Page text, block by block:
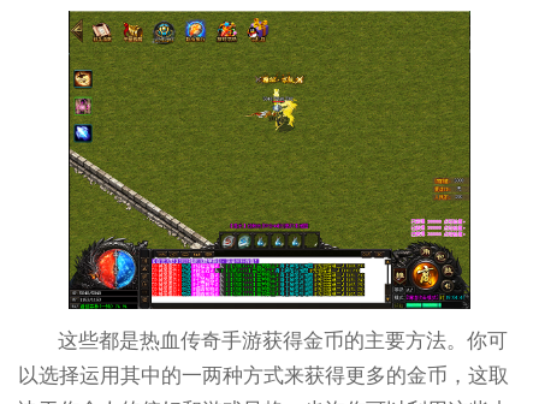
这些都是热血传奇手游获得金币的主要方法。你可
以选择运用其中的一两种方式来获得更多的金币，这取